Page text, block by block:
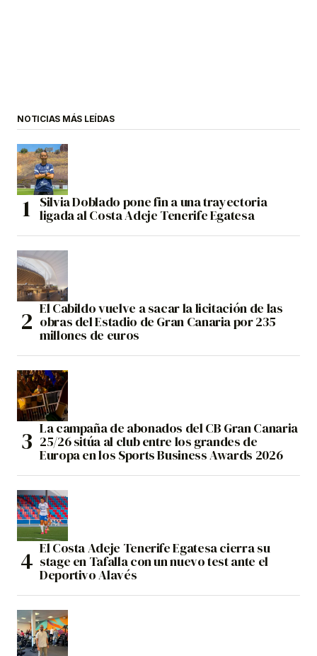
NOTICIAS MÁS LEÍDAS
Silvia Doblado pone fin a una trayectoria
ligada al Costa Adeje Tenerife Egatesa
El Cabildo vuelve a sacar la licitación de las
obras del Estadio de Gran Canaria por 235
millones de euros
La campaña de abonados del CB Gran Canaria
25/26 sitúa al club entre los grandes de
Europa en los Sports Business Awards 2026
El Costa Adeje Tenerife Egatesa cierra su
stage en Tafalla con un nuevo test ante el
Deportivo Alavés